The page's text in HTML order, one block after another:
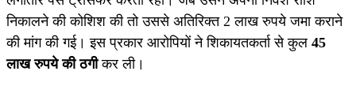
निकालने की कोशिश की तो उससे अतिरिक्त 2 लाख रुपये जमा कराने
की मांग की गई। इस प्रकार आरोपियों ने शिकायतकर्ता से कुल 45
लाख रुपये की ठगीकर ली।